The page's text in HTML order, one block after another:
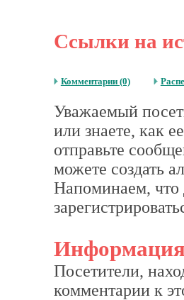
Ссылки на
Комментарии (0)
Уважаемый
или знаете, как
отправьте
можете создать
Напоминаем, что
Посетители,
комментарии к